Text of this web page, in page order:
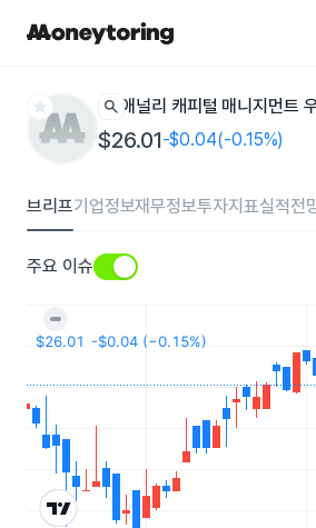
star search 애널리 캐피털 매니지먼
$26.01-$0.04(-0.15%)
브리프기업정보재무정보투자지표실적전
주요 이슈